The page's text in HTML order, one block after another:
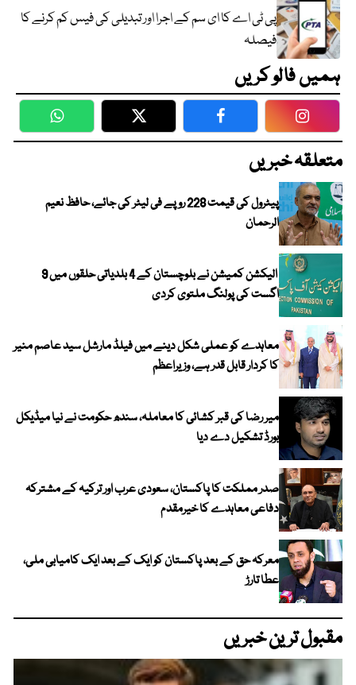
پی ٹی اے کا ای سم کے اجرا اور تبدیلی کی فیس کم کرنے کا
فیصلہ
ہمیں فالو کریں
WhatsApp Twitter Facebook
متعلقہ خبریں
پیٹرول کی قیمت 228 روپے فی لیٹر کی جائے، حافظ نعیم
الرحمان
الیکشن کمیشن نے بلوچستان کے 4 بلدیاتی حلقوں میں 9
اگست کی پولنگ ملتوی کردی
معاہدے کو عملی شکل دینے میں فیلڈ مارشل سید عاصم منیر
کا کردار قابل قدر ہے، وزیراعظم
میر رضا کی قبر کشائی کا معاملہ، سندھ حکومت نے نیا میڈیکل
بورڈ تشکیل دے دیا
صدر مملکت کا پاکستان، سعودی عرب اور ترکیہ کے مشترکہ
دفاعی معاہدے کا خیرمقدم
معرکہ حق کے بعد پاکستان کو ایک کے بعد ایک کامیابی ملی،
عطا تارڑ
مقبول ترین خبریں